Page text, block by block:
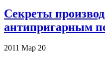
Секреты
антипригарным
2011 Мар 20